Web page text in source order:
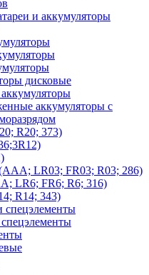
и аккумуляторы
дисковые
аккумуляторы с
R20; 373)
LR03; FR03; R03; 286)
LR6; FR6; R6; 316)
R14; 343)
спецэлементы